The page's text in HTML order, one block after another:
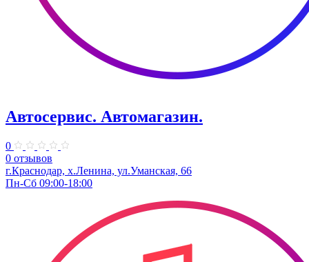
Автосервис. Автомагазин.
0
0 отзывов
г.Краснодар, х.Ленина, ул.Уманская, 66
Пн-Сб 09:00-18:00